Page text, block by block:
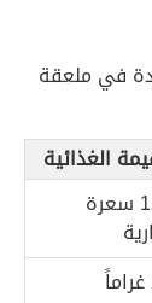
في ملعقة
الغذائية
124 سعرة